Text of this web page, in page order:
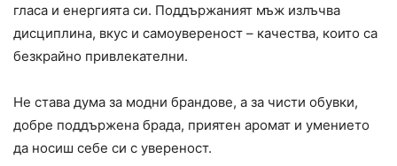
гласа и енергията си. Поддържаният мъж излъчва
дисциплина, вкус и самоувереност – качества, които са
безкрайно привлекателни.
Не става дума за модни брандове, а за чисти обувки,
добре поддържена брада, приятен аромат и умението
да носиш себе си с увереност.